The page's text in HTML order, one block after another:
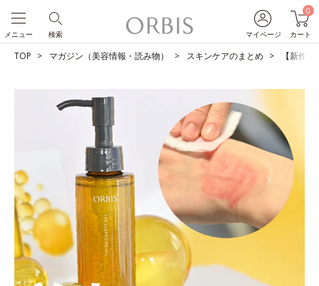
マイページ
0
カート
検索
メニュー
TOP マガジン（美容情報・読み物） スキンケアのまとめ 【新作